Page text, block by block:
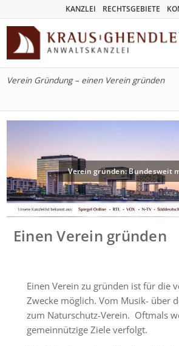
KANZLEI RECHTSGEBIETE
Verein Gründung – einen Verein gründen
Verein gründen: Bundesweit
Einen Verein gründen
Einen Verein zu gründen ist für die
Zwecke möglich. Vom Musik- über
zum Naturschutz-Verein. Oftmals
gemeinnützige Ziele verfolgt.